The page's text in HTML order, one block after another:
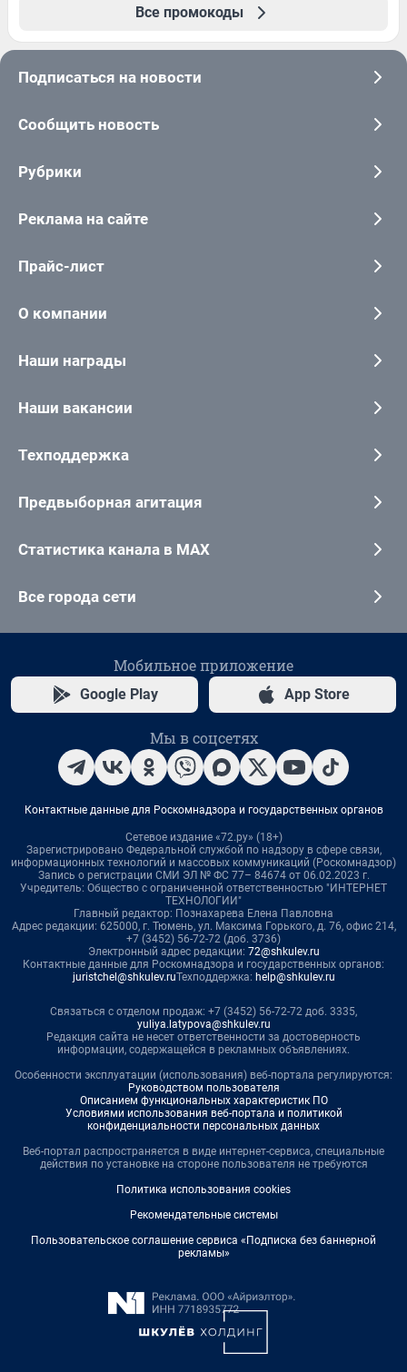
Все промокоды
Подписаться на новости
Сообщить новость
Рубрики
Реклама на сайте
Прайс-лист
О компании
Наши награды
Наши вакансии
Техподдержка
Предвыборная агитация
Статистика канала в MAX
Все города сети
Мобильное приложение
Google Play App Store
Мы в соцсетях
Контактные данные для Роскомнадзора и государственных органов
Сетевое издание «72.ру» (18+)
Зарегистрировано Федеральной службой по надзору в сфере связи,
информационных технологий и массовых коммуникаций (Роскомнадзор)
Запись о регистрации СМИ ЭЛ № ФС 77– 84674 от 06.02.2023 г.
Учредитель: Общество с ограниченной ответственностью "ИНТЕРНЕТ
ТЕХНОЛОГИИ"
Главный редактор: Познахарева Елена Павловна
Адрес редакции: 625000, г. Тюмень, ул. Максима Горького, д. 76, офис 214,
+7 (3452) 56-72-72 (доб. 3736)
Электронный адрес редакции: 72@shkulev.ru
Контактные данные для Роскомнадзора и государственных органов:
juristchel@shkulev.ruТехподдержка: help@shkulev.ru
Связаться с отделом продаж: +7 (3452) 56-72-72 доб. 3335,
yuliya.latypova@shkulev.ru
Редакция сайта не несет ответственности за достоверность
информации, содержащейся в рекламных объявлениях.
Особенности эксплуатации (использования) веб-портала регулируются:
Руководством пользователя
Описанием функциональных характеристик ПО
Условиями использования веб-портала и политикой
конфиденциальности персональных данных
Веб-портал распространяется в виде интернет-сервиса, специальные
действия по установке на стороне пользователя не требуются
Политика использования cookies
Рекомендательные системы
Пользовательское соглашение сервиса «Подписка без баннерной
рекламы»